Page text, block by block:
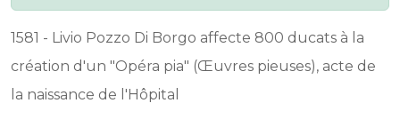
1581 - Livio Pozzo Di Borgo affecte 800 ducats à la
création d'un "Opéra pia" (Œuvres pieuses), acte de
la naissance de l'Hôpital